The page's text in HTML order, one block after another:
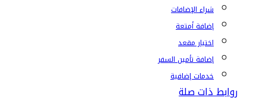
شراء الإضافات
إضافة أمتعة
اختيار مقعد
إضافة تأمين السفر
خدمات إضافية
روابط ذات صلة